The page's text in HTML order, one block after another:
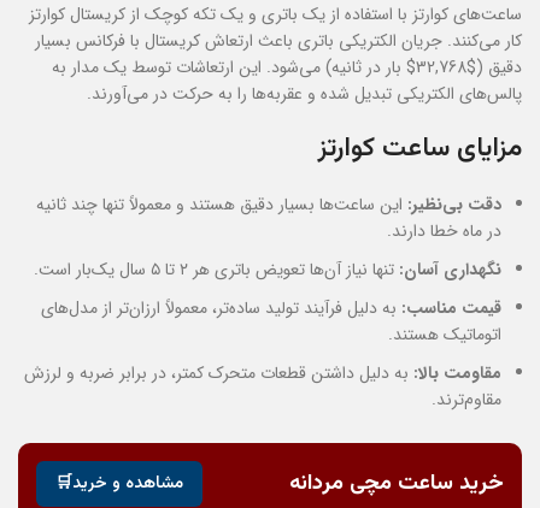
ساعت‌های کوارتز با استفاده از یک باتری و یک تکه کوچک از کریستال کوارتز
کار می‌کنند. جریان الکتریکی باتری باعث ارتعاش کریستال با فرکانس بسیار
دقیق ($32,768$
بار در ثانیه) می‌شود. این ارتعاشات توسط یک مدار به
پالس‌های الکتریکی تبدیل شده و عقربه‌ها را به حرکت در می‌آورند.
مزایای ساعت کوارتز
دقت بی‌نظیر: این ساعت‌ها بسیار دقیق هستند و معمولاً تنها چند ثانیه
در ماه خطا دارند.
نگهداری آسان: تنها نیاز آن‌ها تعویض باتری هر ۲ تا ۵ سال یک‌بار است.
قیمت مناسب: به دلیل فرآیند تولید ساده‌تر، معمولاً ارزان‌تر از مدل‌های
اتوماتیک هستند.
مقاومت بالا: به دلیل داشتن قطعات متحرک کمتر، در برابر ضربه و لرزش
مقاوم‌ترند.
خرید ساعت مچی مردانه مشاهده و خرید🛒